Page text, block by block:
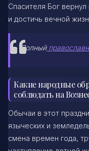
Спасителя Бог
и достичь вечной
Полный
Какие народные
соблюдать на
Обычаи в этот
языческих и
смена времен года,